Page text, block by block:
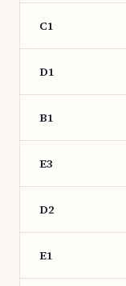
C1
D1
B1
E3
D2
E1